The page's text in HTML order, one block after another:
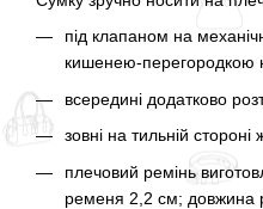
під клапаном на
кишенею-перегородкою
всередині додатково
зовні на тильній
плечовий ремінь
ременя 2,2 см; довжина